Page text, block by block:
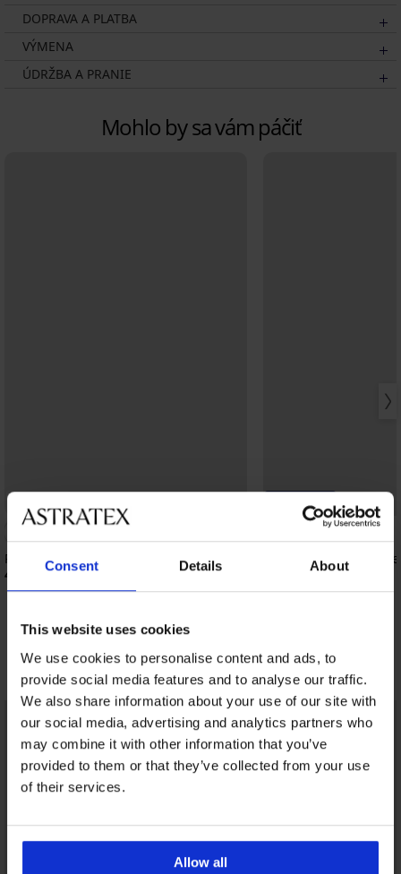
Consent Details About
This website uses cookies
We use cookies to personalise content and ads, to
provide social media features and to analyse our traffic.
We also share information about your use of our site with
our social media, advertising and analytics partners who
may combine it with other information that you’ve
provided to them or that they’ve collected from your use
of their services.
Allow all
DOPRAVA A PLATBA
VÝMENA
ÚDRŽBA A PRANIE
Mohlo by sa vám páčiť
Podprsenka Maia 4D vyhladzujúca
41,99 €
-25% ALL25
Podprsenka Spacer
41,99 €
Objavte podobné kúsky